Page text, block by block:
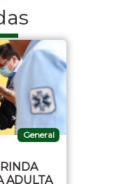
General
ADULTA